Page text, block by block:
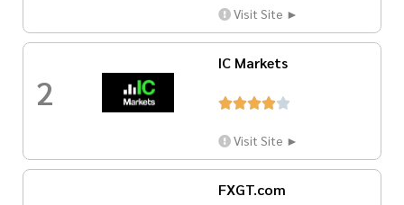
Visit Site ►
2
IC Markets

Visit Site ►
FXGT.com